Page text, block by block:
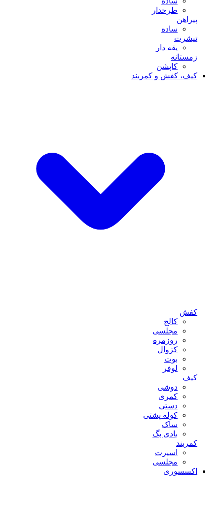
طرحدار
پیراهن
ساده
تیشرت
یقه دار
زمستانه
کاپشن
کیف، کفش و کمربند
کفش
کالج
مجلسی
روزمره
کژوال
بوت
لوفر
کیف
دوشی
کمری
دستی
کوله پشتی
ساک
بادی بگ
کمربند
اسپرت
مجلسی
اکسسوری